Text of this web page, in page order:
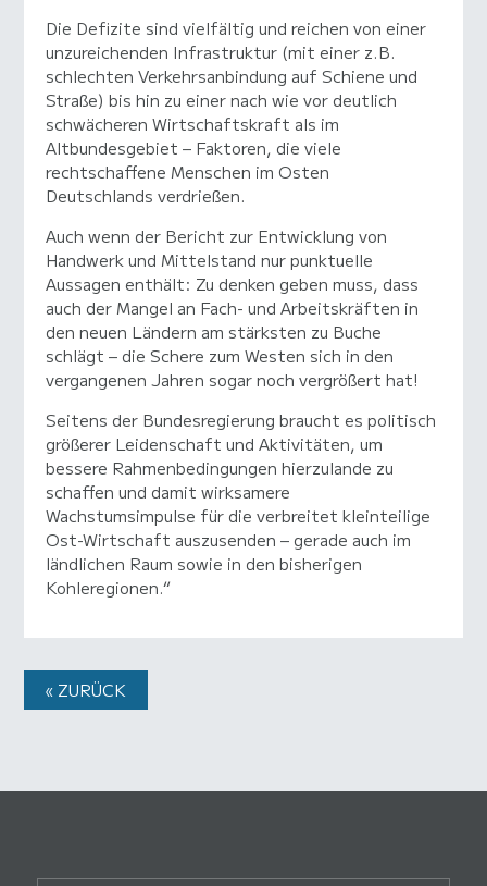
Die Defizite sind vielfältig und reichen von einer
unzureichenden Infrastruktur (mit einer z.B.
schlechten Verkehrsanbindung auf Schiene und
Straße) bis hin zu einer nach wie vor deutlich
schwächeren Wirtschaftskraft als im
Altbundesgebiet – Faktoren, die viele
rechtschaffene Menschen im Osten
Deutschlands verdrießen.
Auch wenn der Bericht zur Entwicklung von
Handwerk und Mittelstand nur punktuelle
Aussagen enthält: Zu denken geben muss, dass
auch der Mangel an Fach- und Arbeitskräften in
den neuen Ländern am stärksten zu Buche
schlägt – die Schere zum Westen sich in den
vergangenen Jahren sogar noch vergrößert hat!
Seitens der Bundesregierung braucht es politisch
größerer Leidenschaft und Aktivitäten, um
bessere Rahmenbedingungen hierzulande zu
schaffen und damit wirksamere
Wachstumsimpulse für die verbreitet kleinteilige
Ost-Wirtschaft auszusenden – gerade auch im
ländlichen Raum sowie in den bisherigen
Kohleregionen.“
« ZURÜCK